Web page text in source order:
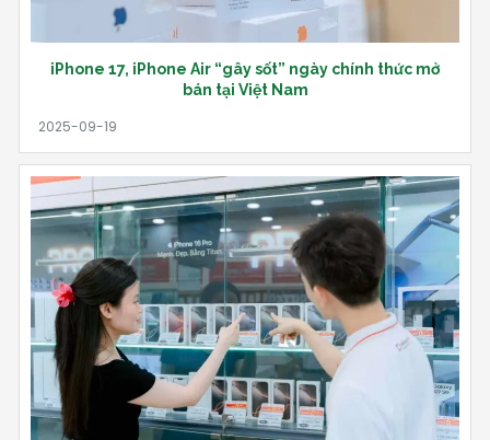
iPhone 17, iPhone Air “gây sốt” ngày chính thức mở
bán tại Việt Nam